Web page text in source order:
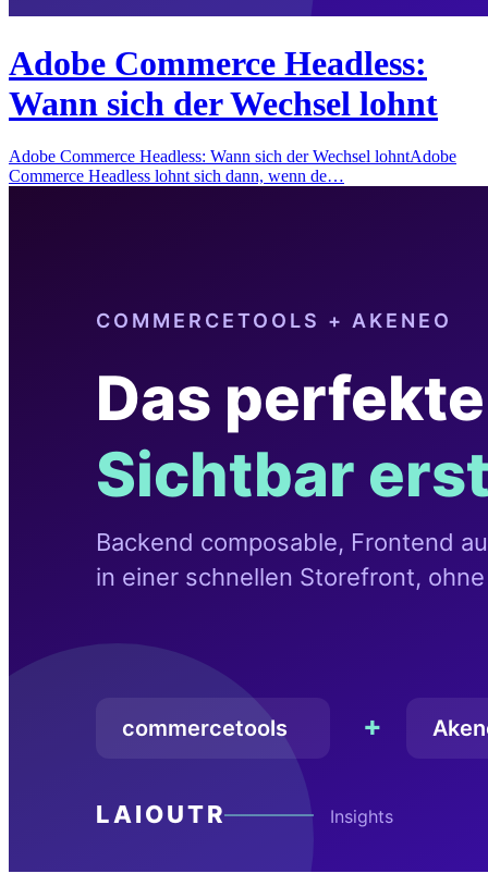
Adobe Commerce Headless:
Wann sich der Wechsel lohnt
Adobe Commerce Headless: Wann sich der Wechsel lohntAdobe
Commerce Headless lohnt sich dann, wenn de…